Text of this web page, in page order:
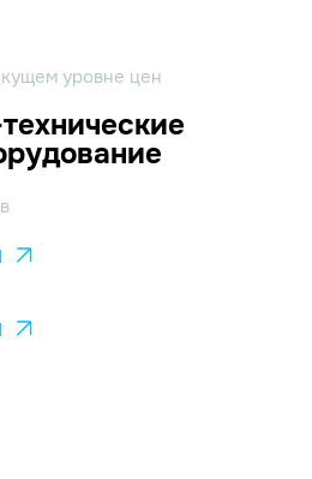
уровне цен